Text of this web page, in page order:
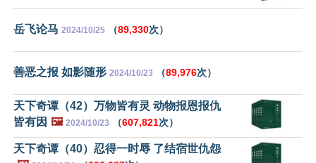
岳飞论马 2024/10/25 （89,330次）
善恶之报 如影随形 2024/10/23 （89,976次）
天下奇谭（42）万物皆有灵 动物报恩报仇
皆有因 🖼️ 2024/10/23 （607,821次）
天下奇谭（40）忍得一时辱 了结宿世仇怨